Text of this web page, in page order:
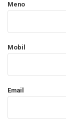
Meno
Mobil
Email